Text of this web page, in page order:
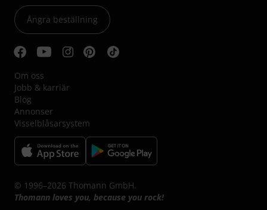
Ångra beställning
Om oss
Jobb & karriär
Blog
Annonser
Visselblåsarsystem
© 1996–2026 Thomann GmbH.
Thomann loves you, because you rock!